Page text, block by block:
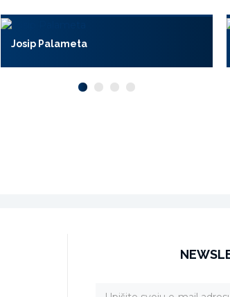
Josip Palameta